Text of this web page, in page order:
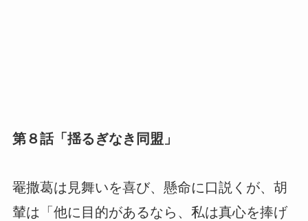
第８話「揺るぎなき同盟」
罨撒葛は見舞いを喜び、懸命に口説くが、胡
輦は「他に目的があるなら、私は真心を捧げ